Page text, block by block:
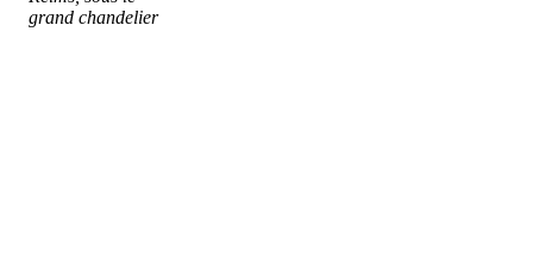
grand chandelier